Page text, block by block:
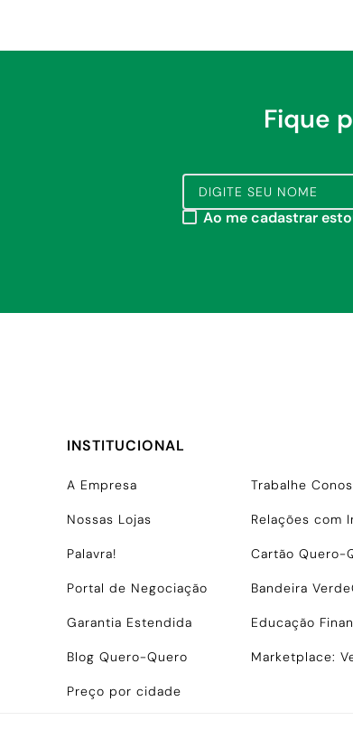
Fique
Ao me cadastrar
INSTITUCIONAL
A Empresa Trabalhe
Nossas Lojas Relações com
Palavra! Cartão Quero-
Portal de Negociação Bandeira
Garantia Estendida Educação
Blog Quero-Quero Marketplace:
Preço por cidade